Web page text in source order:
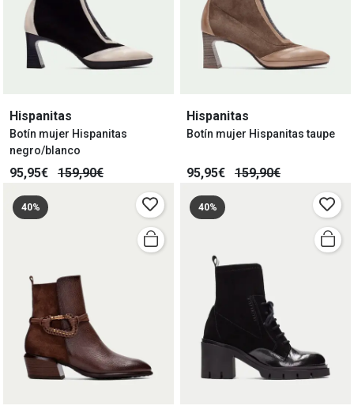
Hispanitas
Botín mujer Hispanitas
negro/blanco
95,95€ 159,90€
Hispanitas
Botín mujer Hispanitas taupe
95,95€ 159,90€
40% 40%